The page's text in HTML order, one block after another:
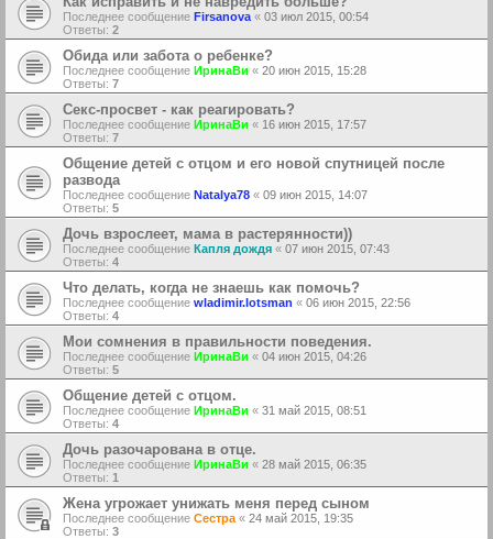
Последнее сообщение Firsanova « 03 июл 2015, 00:54
Ответы: 2
Обида или забота о ребенке?
Последнее сообщение ИринаВи « 20 июн 2015, 15:28
Ответы: 7
Секс-просвет - как реагировать?
Последнее сообщение ИринаВи « 16 июн 2015, 17:57
Ответы: 7
Общение детей с отцом и его новой спутницей после
развода
Последнее сообщение Natalya78 « 09 июн 2015, 14:07
Ответы: 5
Дочь взрослеет, мама в растерянности))
Последнее сообщение Капля дождя « 07 июн 2015, 07:43
Ответы: 4
Что делать, когда не знаешь как помочь?
Последнее сообщение wladimir.lotsman « 06 июн 2015, 22:56
Ответы: 4
Мои сомнения в правильности поведения.
Последнее сообщение ИринаВи « 04 июн 2015, 04:26
Ответы: 5
Общение детей с отцом.
Последнее сообщение ИринаВи « 31 май 2015, 08:51
Ответы: 4
Дочь разочарована в отце.
Последнее сообщение ИринаВи « 28 май 2015, 06:35
Ответы: 1
Жена угрожает унижать меня перед сыном
Последнее сообщение Сестра « 24 май 2015, 19:35
Ответы: 3